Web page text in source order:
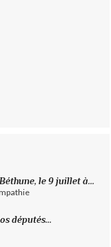
le 9 juillet à...
députés...